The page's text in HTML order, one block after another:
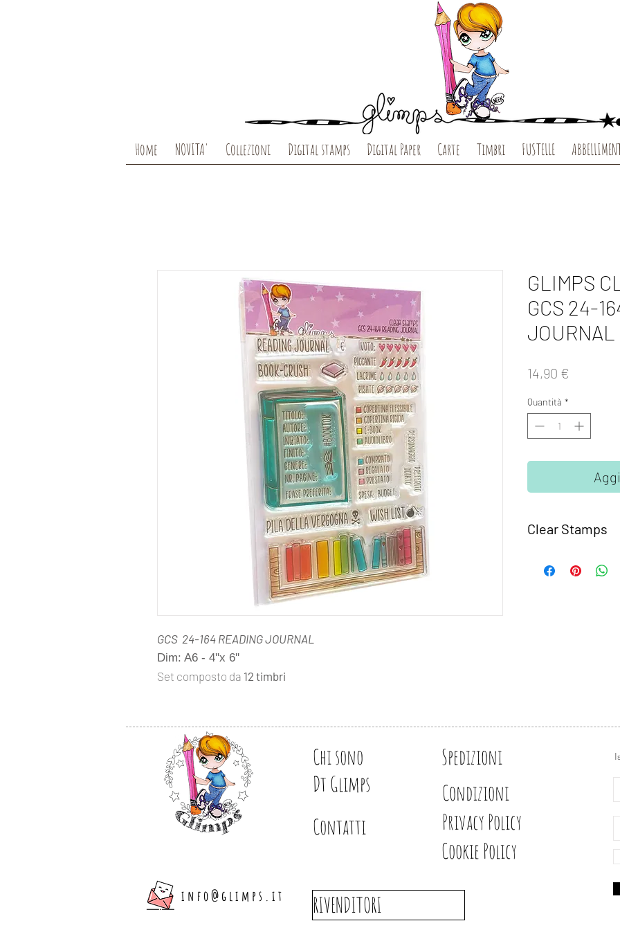
Home NOVITA' Collezioni Digital stamps Digital Paper Carte Timbri FUSTELLE
GCS 24-164 READING JOURNAL
Dim: A6 - 4''x 6''
Set composto da 12 timbri
GLIMPS
GCS 24-
JOURNAL
14,90 €
Quantità *
Clear Stamps
fotomolimero
Chi sono
Dt Glimps
Contatti
Privacy Policy
Spedizioni
Condizioni
Cookie Policy
info@glimps.it RIVENDITORI